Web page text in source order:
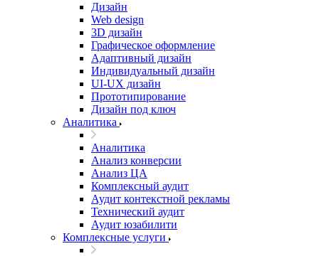
Дизайн
Web design
3D дизайн
Графическое оформление
Адаптивный дизайн
Индивидуальный дизайн
UI‑UX дизайн
Прототипирование
Дизайн под ключ
Аналитика
Аналитика
Анализ конверсии
Анализ ЦА
Комплексный аудит
Аудит контекстной рекламы
Технический аудит
Аудит юзабилити
Комплексные услуги